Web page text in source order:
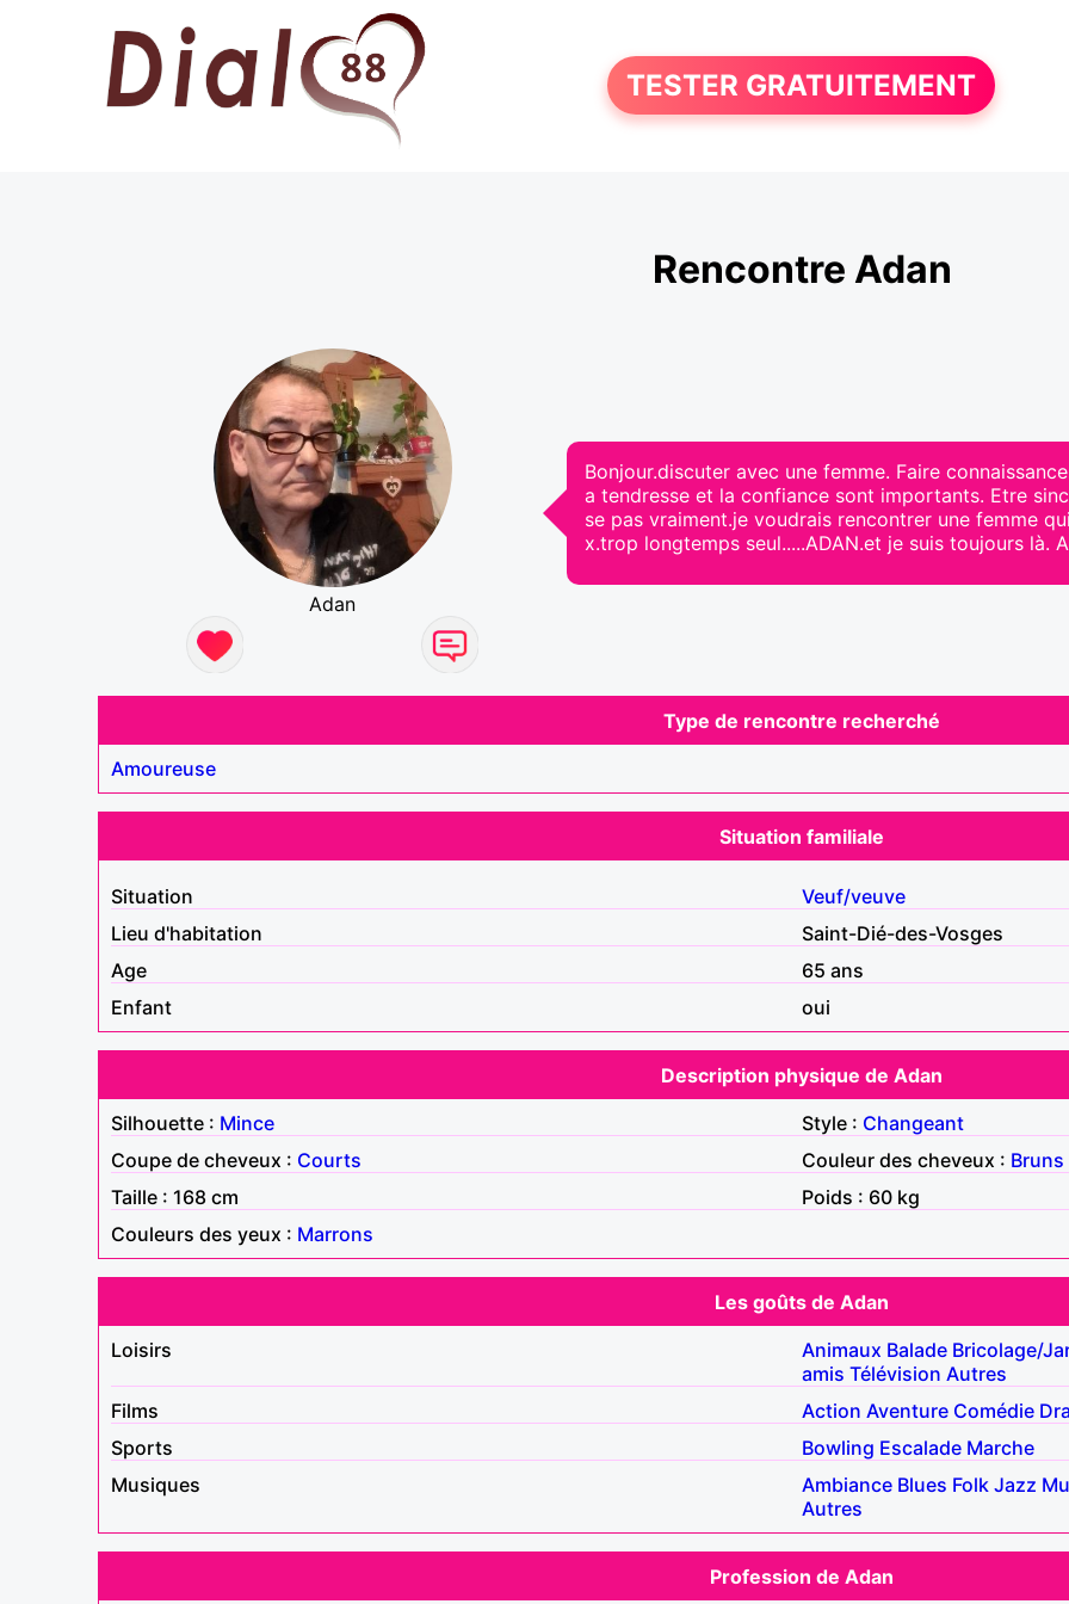
TESTER GRATUITEMENT
Rencontre Adan
Adan
Bonjour.discuter avec une femme. Faire
a tendresse et la confiance sont importants. Etre
se pas vraiment.je voudrais rencontrer une femme
x.trop longtemps seul.....ADAN.et je suis toujours là.
Type de rencontre recherché
Amoureuse
Situation familiale
Situation
Veuf/veuve
Lieu d'habitation
Saint-Dié-des-Vosges
Age
65 ans
Enfant
oui
Description physique de Adan
Silhouette : Mince Style : Changeant
Coupe de cheveux : Courts Couleur des cheveux : Bruns
Taille : 168 cm
Poids : 60 kg
Couleurs des yeux : Marrons
Les goûts de Adan
Loisirs
Animaux Balade Bricolage/
amis Télévision Autres
Films
Action Aventure Comédie
Sports
Bowling Escalade Marche
Musiques
Ambiance Blues Folk Jazz
Autres
Profession de Adan